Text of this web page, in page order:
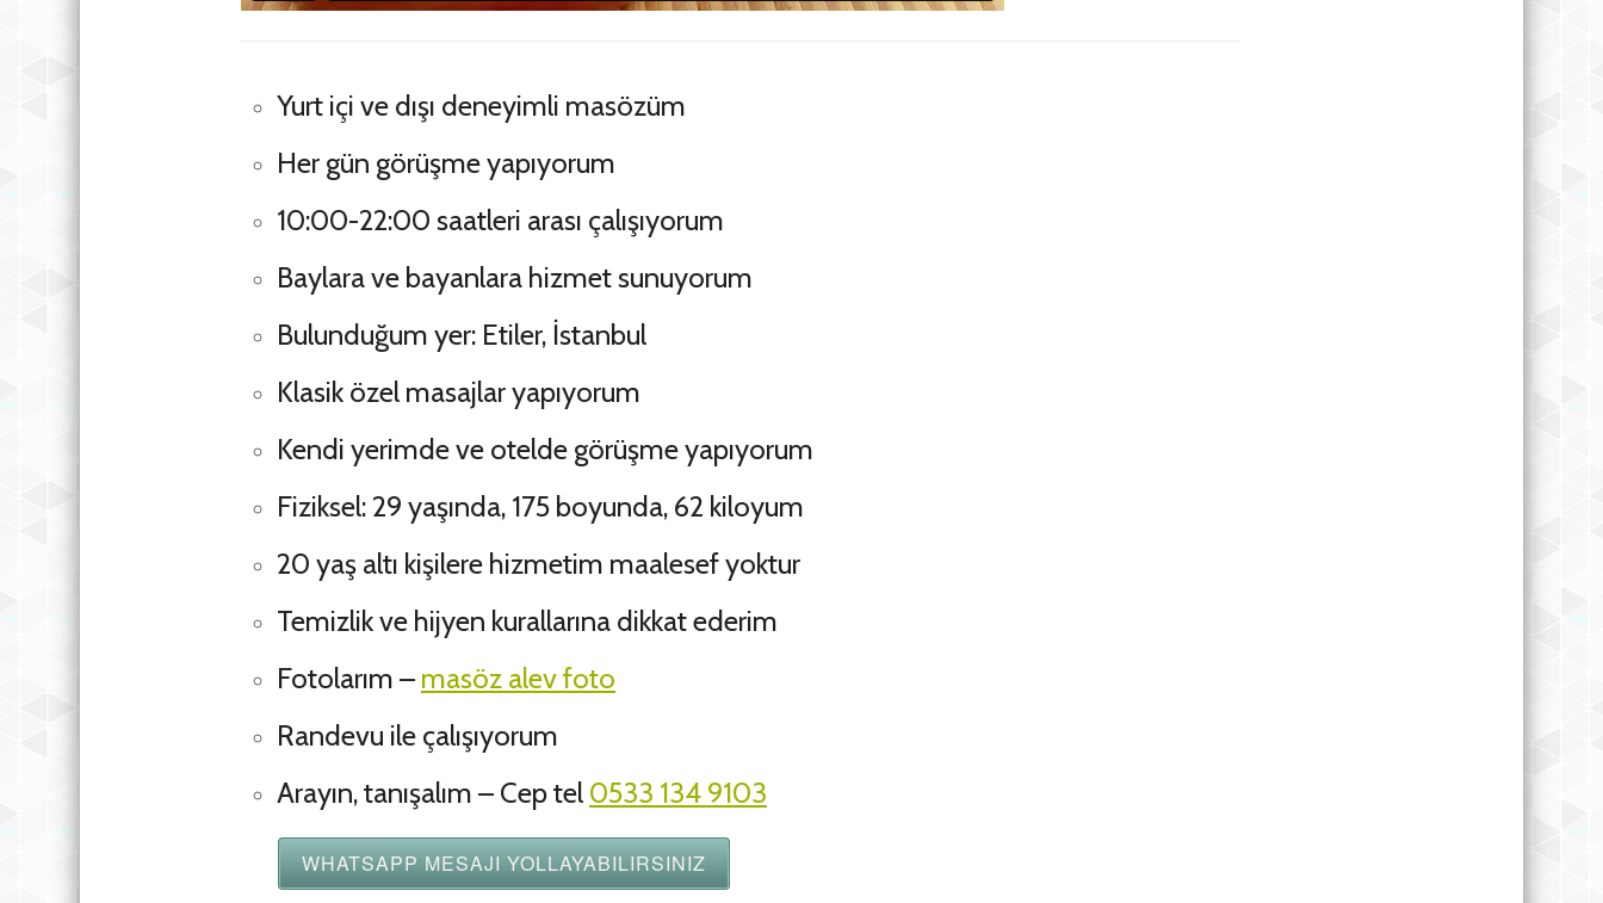
Yurt içi ve dışı deneyimli masözüm
Her gün görüşme yapıyorum
10:00-22:00 saatleri arası çalışıyorum
Baylara ve bayanlara hizmet sunuyorum
Bulunduğum yer: Etiler, İstanbul
Klasik özel masajlar yapıyorum
Kendi yerimde ve otelde görüşme yapıyorum
Fiziksel: 29 yaşında, 175 boyunda, 62 kiloyum
20 yaş altı kişilere hizmetim maalesef yoktur
Temizlik ve hijyen kurallarına dikkat ederim
Fotolarım – masöz alev foto
Randevu ile çalışıyorum
Arayın, tanışalım – Cep tel 0533 134 9103
WHATSAPP MESAJI YOLLAYABILIRSINIZ